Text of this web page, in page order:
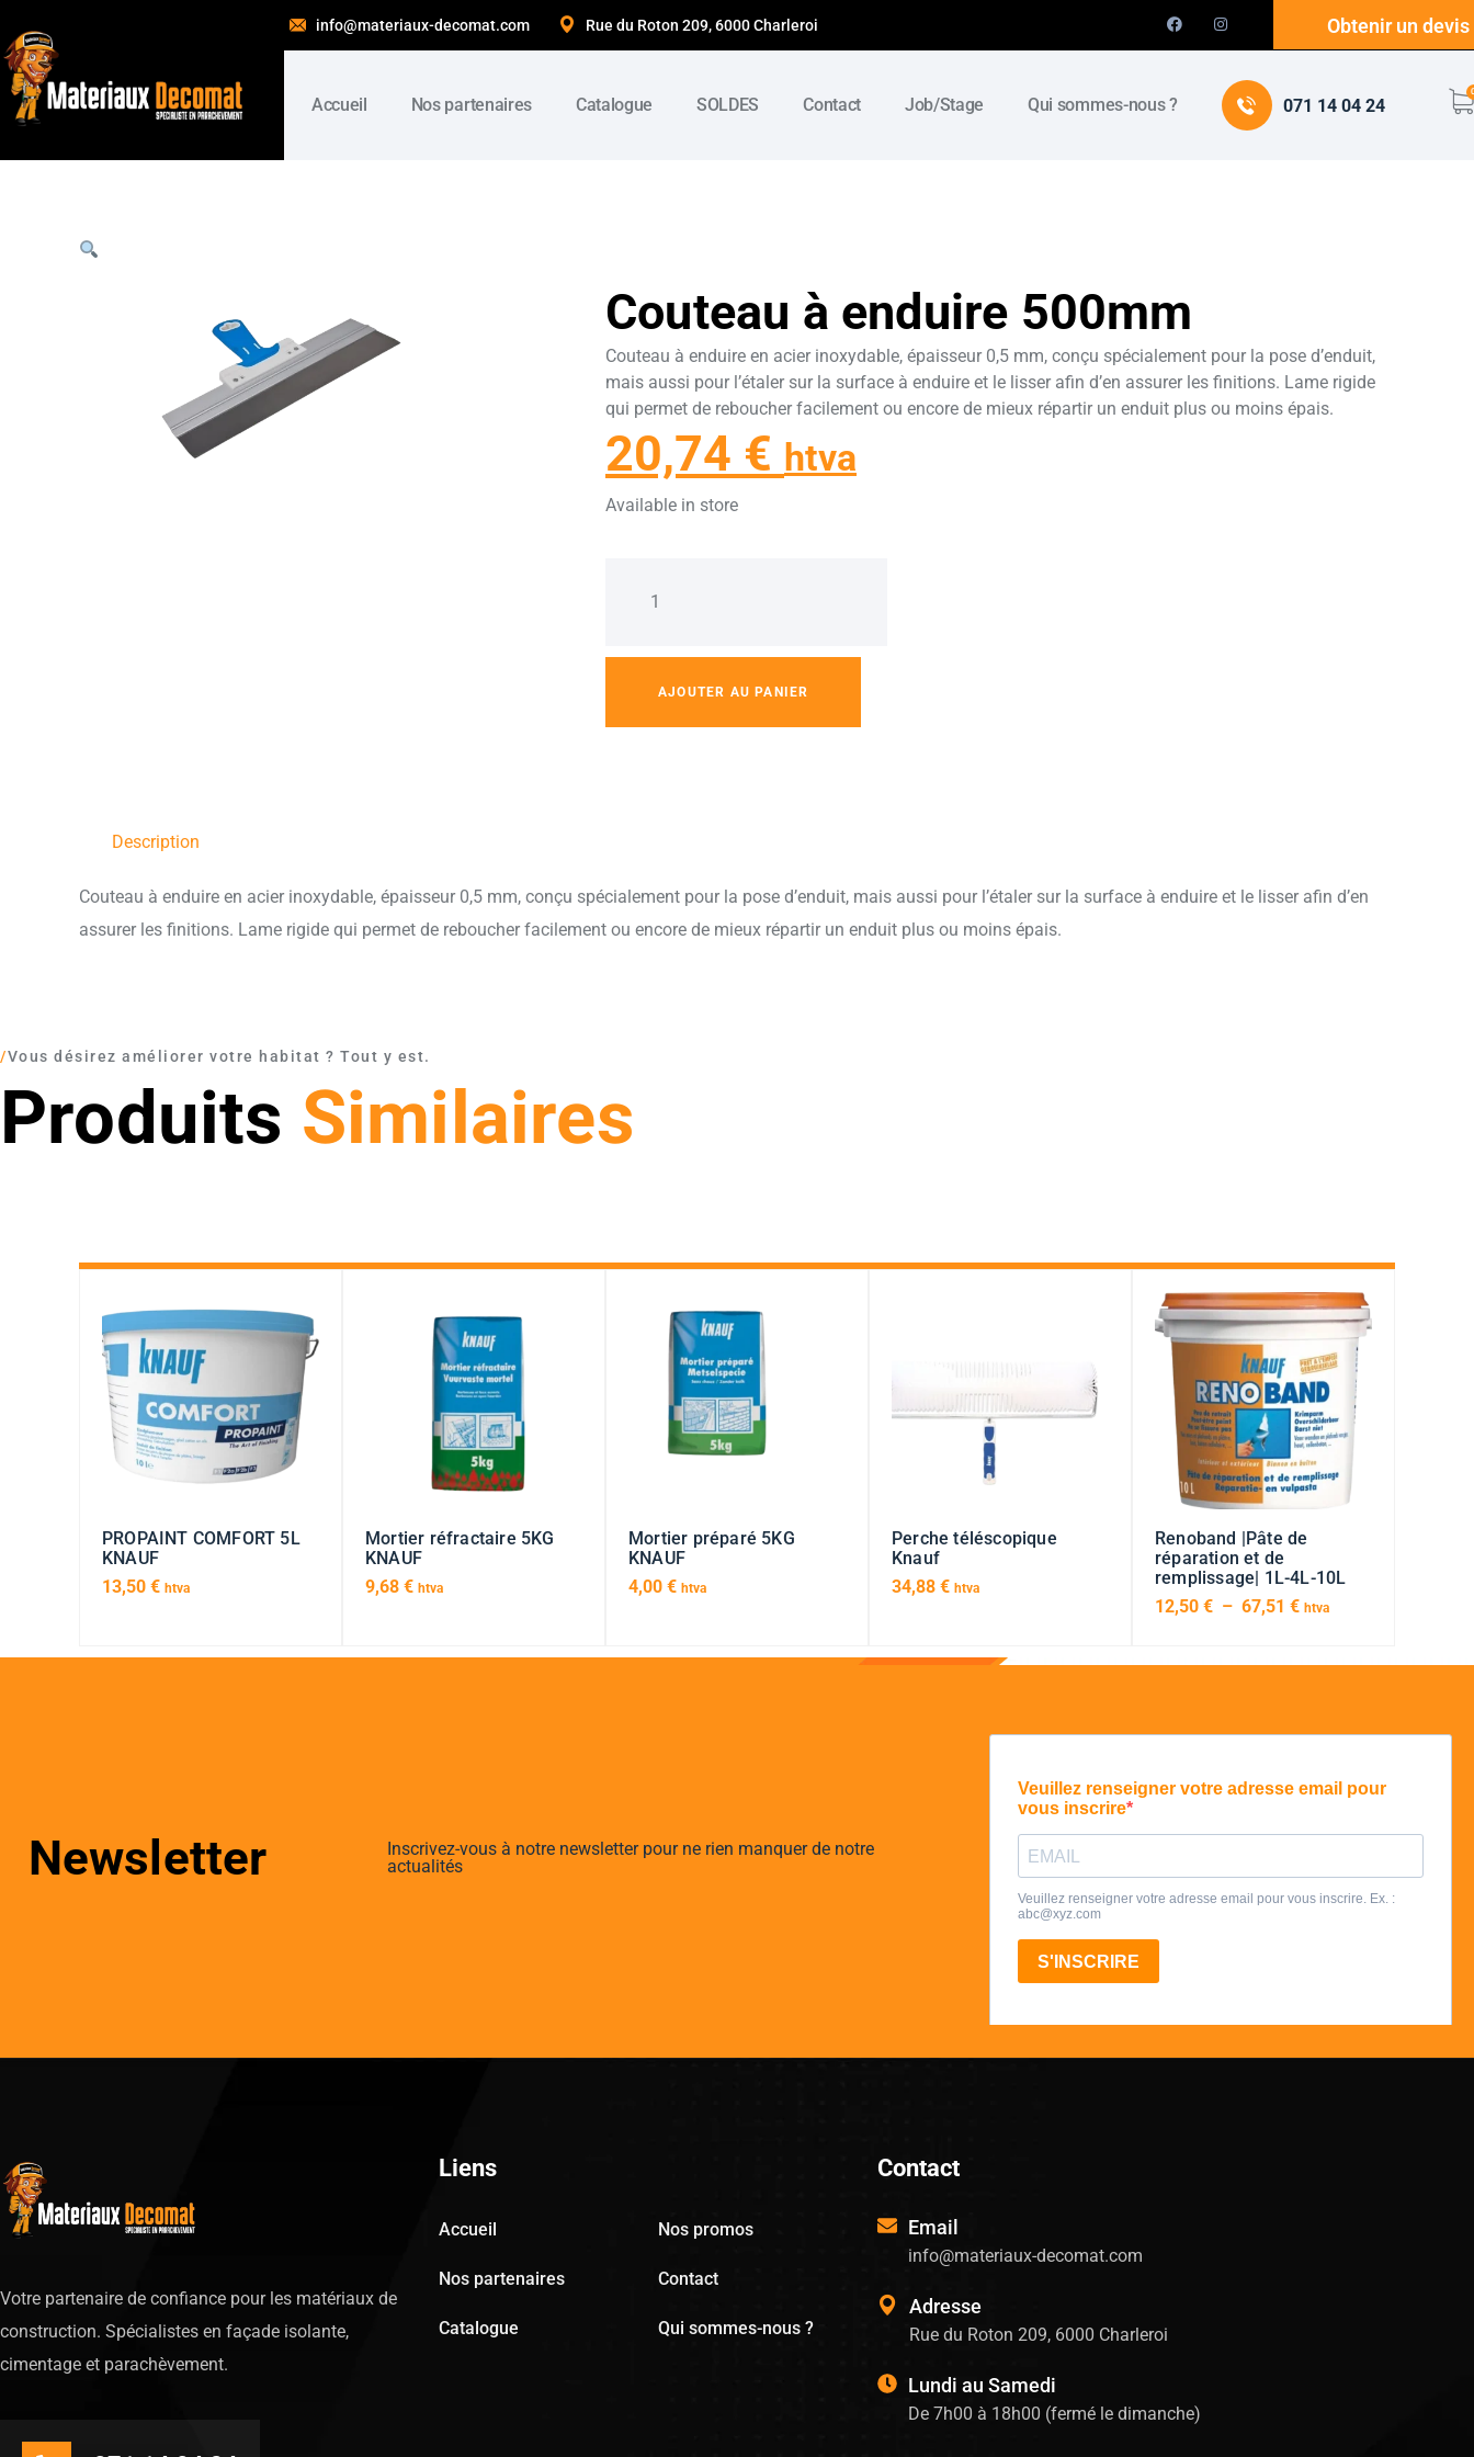
info@materiaux-decomat.com Rue du Roton 209, 6000 Charleroi Obtenir un devis
Accueil Nos partenaires Catalogue SOLDES Contact Job/Stage Qui sommes-nous ? 071 14 04 24
Couteau à enduire 500mm
Couteau à enduire en acier inoxydable, épaisseur 0,5 mm, conçu spécialement pour la pose d’enduit,
mais aussi pour l’étaler sur la surface à enduire et le lisser afin d’en assurer les finitions. Lame rigide
qui permet de reboucher facilement ou encore de mieux répartir un enduit plus ou moins épais.
20,74 € htva
Available in store
AJOUTER AU PANIER
Description
Couteau à enduire en acier inoxydable, épaisseur 0,5 mm, conçu spécialement pour la pose d’enduit, mais aussi pour l’étaler sur la surface à enduire et le lisser afin d’en
assurer les finitions. Lame rigide qui permet de reboucher facilement ou encore de mieux répartir un enduit plus ou moins épais.
/Vous désirez améliorer votre habitat ? Tout y est.
Produits Similaires
PROPAINT COMFORT 5L
KNAUF
13,50 € htva
Mortier réfractaire 5KG
KNAUF
9,68 € htva
Mortier préparé 5KG
KNAUF
4,00 € htva
Perche téléscopique
Knauf
34,88 € htva
Renoband |Pâte de
réparation et de
remplissage| 1L-4L-10L
12,50 € – 67,51 € htva
Newsletter
Inscrivez-vous à notre newsletter pour ne rien manquer de notre
actualités
Votre partenaire de confiance pour les matériaux de
construction. Spécialistes en façade isolante,
cimentage et parachèvement.
Liens
Accueil Nos promos
Nos partenaires Contact
Catalogue Qui sommes-nous ?
Contact
Email
info@materiaux-decomat.com
Adresse
Rue du Roton 209, 6000 Charleroi
Lundi au Samedi
De 7h00 à 18h00 (fermé le dimanche)